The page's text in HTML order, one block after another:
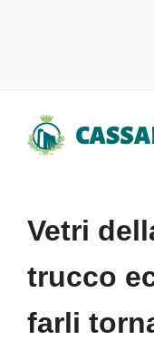
Vetri
trucco
farli